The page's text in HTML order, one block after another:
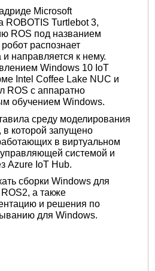
Microsoft
ROBOTIS Turtlebot 3,
ROS под названием
распознает
направляется к нему.
Windows 10 IoT
Intel Coffee Lake NUC и
ROS с аппаратно
обучением Windows.
среду моделирования
в которой запущено
в виртуальном
системой и
Azure IoT Hub.
сборки Windows для
а также
и решения по
для Windows.